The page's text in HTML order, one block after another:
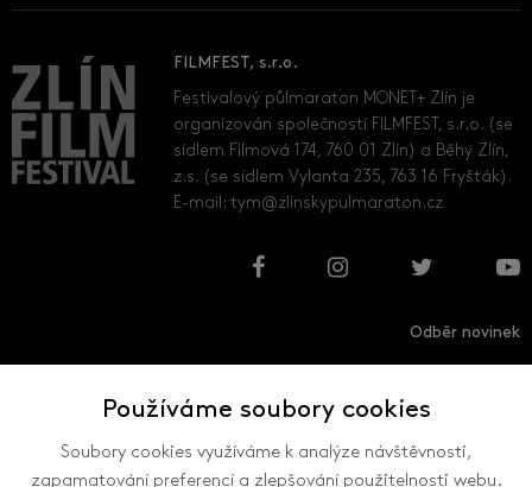
FILMFEST, s.r.o.
Festivalový půlmaraton MONET+ Zlín je
organizován společností FILMFEST, s.r.o. (se
sídlem Filmová 174, 760 01 Zlín) a Běhy Zlín,
z.s. (se sídlem Vylanta 235, 763 16 Fryšták).
E-mail:tym@zlinskypulmaraton.cz
Odběr novinek
Používáme soubory cookies
Soubory cookies využíváme k analýze návštěvnosti,
zapamatování preferencí a zlepšování použitelnosti webu.